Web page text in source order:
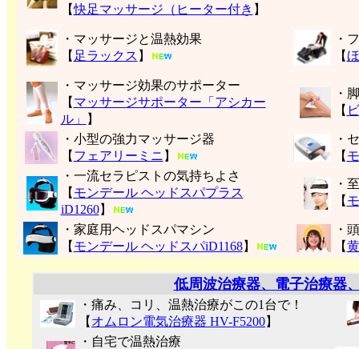
【快足マッサージ（ヒーター付き 】
・マッサージと温熱効果
【 足ラックス 】
・
【
・マッサージ効果のサポーター
【 マッサージサポーター「アシカー
ル」
】
・
【
・小型の強力マッサージ器
【 フェアリーミニ 】
・
【
・一流セラピストの気持ちよさ
【 モンデール ヘッドスパプラス
iD1260】
・
【
・家庭用ヘッドスパマシン
【 モンデール ヘッドスパiD1168】
・
【
低周波治療器、電子治療器
・痛み、コリ、温熱治療がこの1台で！
【 オムロン電気治療器 HV-F5200】
・自宅で温熱治療